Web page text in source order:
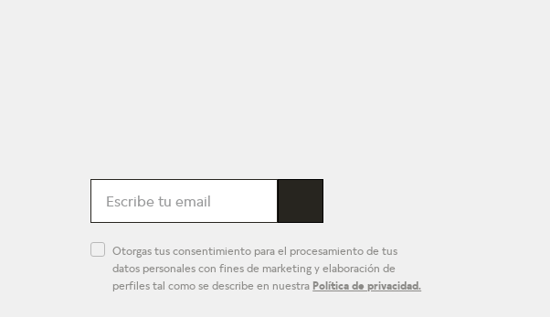
Otorgas tus consentimiento para el procesamiento de tus
datos personales con fines de marketing y elaboración de
perfiles tal como se describe en nuestra Política de privacidad.